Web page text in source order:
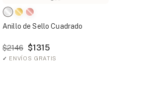
Anillo de Sello Cuadrado
$2146 $1315
✓ ENVÍOS GRATIS